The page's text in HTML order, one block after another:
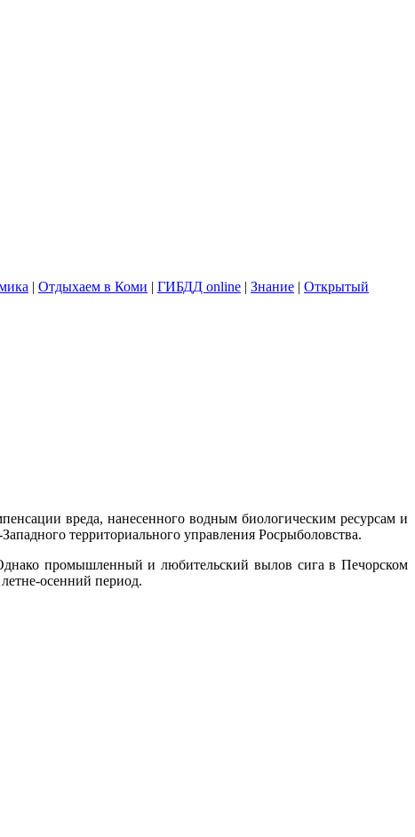
| Отдыхаем в Коми | ГИБДД online | Знание | Открытый
вреда, нанесенного водным биологическим ресурсам и
территориального управления Росрыболовства.
промышленный и любительский вылов сига в Печорском
осенний период.